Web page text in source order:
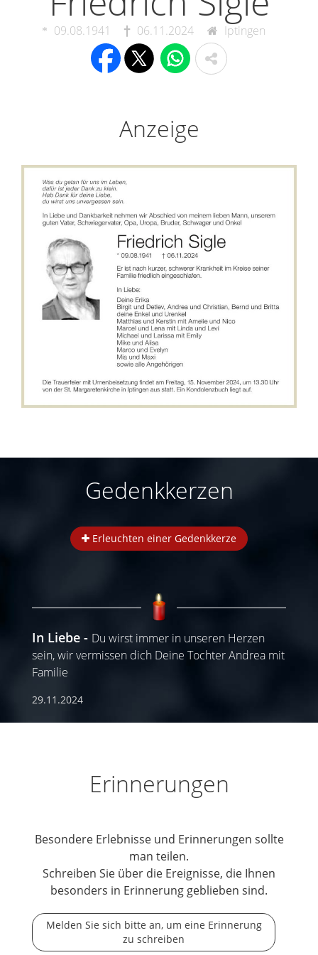
09.08.1941 06.11.2024 Iptingen
Anzeige
Gedenkkerzen
Erleuchten einer Gedenkkerze
In Liebe
Du wirst immer in unseren Herzen
sein, wir vermissen dich Deine Tochter Andrea mit
Familie
29.11.2024
Erinnerungen
Besondere Erlebnisse und Erinnerungen sollte
man teilen.
Schreiben Sie über die Ereignisse, die Ihnen
besonders in Erinnerung geblieben sind.
Melden Sie sich bitte an, um eine Erinnerung
zu schreiben